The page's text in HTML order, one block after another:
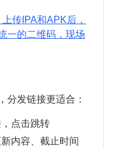
传IPA和APK后，
一的二维码，现场
分发链接更适合：
点击跳转
内容、截止时间